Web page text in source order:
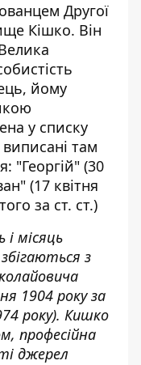
Другої
Кішко. Він
йому
у списку
там
"Георгій" (30
(17 квітня
за ст. ст.)
і місяць
з
1904 року за
року). Кишко
професійна
джерел